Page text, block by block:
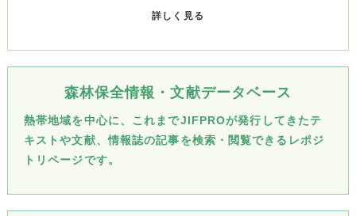
詳しく見る
森林保全情報・文献データベース
熱帯地域を中心に、これまでJIFPROが発行してきたテ
キストや文献、情報誌の記事を検索・閲覧できるレポジ
トリページです。